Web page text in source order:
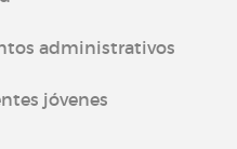
administrativos
jóvenes